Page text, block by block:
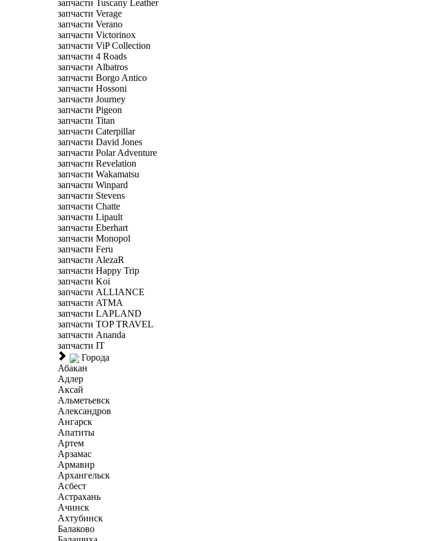
запчасти Tuscany Leather
запчасти Verage
запчасти Verano
запчасти Victorinox
запчасти ViP Collection
запчасти 4 Roads
запчасти Albatros
запчасти Borgo Antico
запчасти Hossoni
запчасти Journey
запчасти Pigeon
запчасти Titan
запчасти Caterpillar
запчасти David Jones
запчасти Polar Adventure
запчасти Revelation
запчасти Wakamatsu
запчасти Winpard
запчасти Stevens
запчасти Chatte
запчасти Lipault
запчасти Eberhart
запчасти Monopol
запчасти Feru
запчасти AlezaR
запчасти Happy Trip
запчасти Koi
запчасти ALLIANCE
запчасти ATMA
запчасти LAPLAND
запчасти TOP TRAVEL
запчасти Ananda
запчасти IT
Города
Абакан
Адлер
Аксай
Альметьевск
Александров
Ангарск
Апатиты
Артем
Арзамас
Армавир
Архангельск
Асбест
Астрахань
Ачинск
Ахтубинск
Балаково